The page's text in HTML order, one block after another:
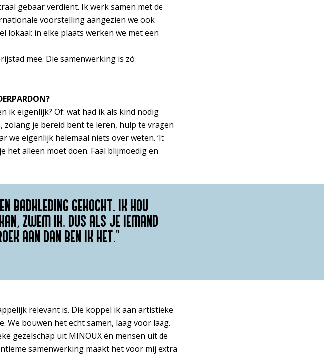
gebaar verdient. Ik werk samen met de
voorstelling aangezien we ook
lokaal: in elke plaats werken we met een
mee. Die samenwerking is zó
ik eigenlijk? Of: wat had ik als kind nodig
zolang je bereid bent te leren, hulp te vragen
we eigenlijk helemaal niets over weten. ‘It
het alleen moet doen. Faal blijmoedig en
BADKLEDING GEKOCHT. IK HOU
ZWEM IK. DUS ALS JE IEMAND
AAN DAN BEN IK HET."
relevant is. Die koppel ik aan artistieke
bouwen het echt samen, laag voor laag.
gezelschap uit MINOUX én mensen uit de
samenwerking maakt het voor mij extra